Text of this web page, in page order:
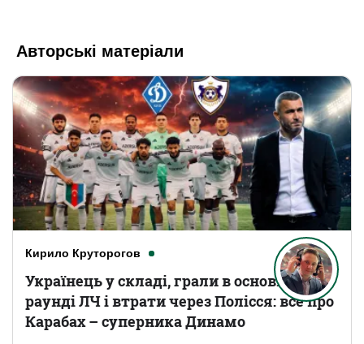
Авторські матеріали
Кирило Круторогов
Українець у складі, грали в основному
раунді ЛЧ і втрати через Полісся: все про
Карабах – суперника Динамо